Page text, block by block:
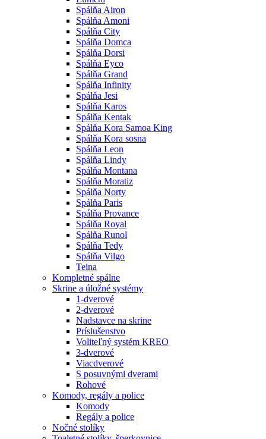
Spálňa Airon
Spálňa Amoni
Spálňa City
Spálňa Domca
Spálňa Dorsi
Spálňa Eyco
Spálňa Grand
Spálňa Infinity
Spálňa Jesi
Spálňa Karos
Spálňa Kentak
Spálňa Kora Samoa King
Spálňa Kora sosna
Spálňa Leon
Spálňa Lindy
Spálňa Montana
Spálňa Moratiz
Spálňa Norty
Spálňa Paris
Spálňa Provance
Spálňa Royal
Spálňa Runol
Spálňa Tedy
Spálňa Vilgo
Teina
Kompletné spálne
Skrine a úložné systémy
1-dverové
2-dverové
Nadstavce na skrine
Príslušenstvo
Voliteľný systém KREO
3-dverové
Viacdverové
S posuvnými dverami
Rohové
Komody, regály a police
Komody
Regály a police
Nočné stolíky